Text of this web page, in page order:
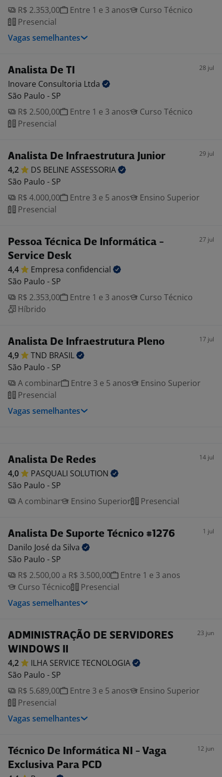
R$ 2.353,00
Entre 1 e 3 anos
Curso Técnico
Presencial
Vagas semelhantes
Analista De TI 28 jul
Inovare Consultoria Ltda
São Paulo - SP
R$ 2.500,00
Entre 1 e 3 anos
Curso Técnico
Presencial
Analista De Infraestrutura Junior 29 jul
4,2 DS BELINE ASSESSORIA
São Paulo - SP
R$ 4.000,00
Entre 3 e 5 anos
Ensino Superior
Presencial
Pessoa Técnica De Informática -
Service Desk
27 jul
4,4 Empresa confidencial
São Paulo - SP
R$ 2.353,00
Entre 1 e 3 anos
Curso Técnico
Híbrido
Analista De Infraestrutura Pleno 17 jul
4,9 TND BRASIL
São Paulo - SP
A combinar
Entre 3 e 5 anos
Ensino Superior
Presencial
Vagas semelhantes
Analista De Redes 14 jul
4,0 PASQUALI SOLUTION
São Paulo - SP
A combinar
Ensino Superior Presencial
Analista De Suporte Técnico #1276 1 jul
Danilo José da Silva
São Paulo - SP
R$ 2.500,00 a R$ 3.500,00
Entre 1 e 3 anos
Curso Técnico
Presencial
Vagas semelhantes
ADMINISTRAÇÃO DE SERVIDORES
WINDOWS II
23 jun
4,2 ILHA SERVICE TECNOLOGIA
São Paulo - SP
R$ 5.689,00
Entre 3 e 5 anos
Ensino Superior
Presencial
Vagas semelhantes
Técnico De Informática NI - Vaga
Exclusiva Para PCD
12 jun